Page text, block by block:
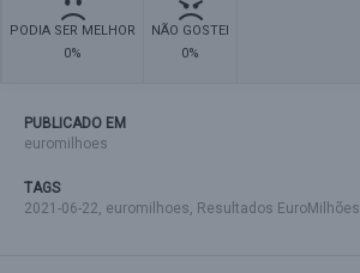
PODIA SER MELHOR
0%
NÃO GOSTEI
0%
PUBLICADO EM
euromilhoes
TAGS
2021-06-22, euromilhoes, Resultados EuroMilhões